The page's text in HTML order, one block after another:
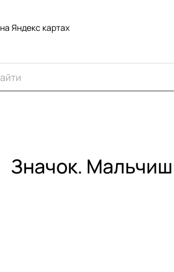
Яндекс картах
Значок.